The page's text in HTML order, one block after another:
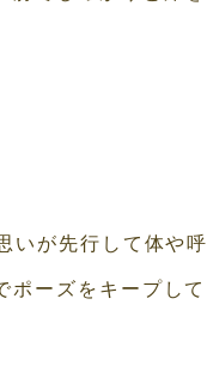
いが先行して体や呼
ポーズをキープして